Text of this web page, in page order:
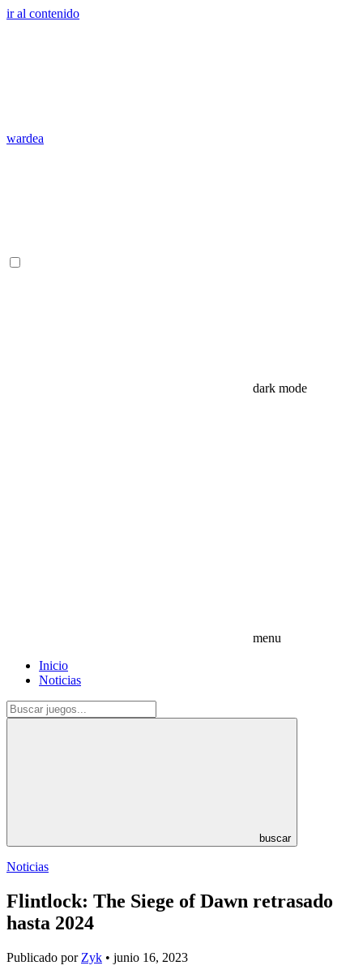
ir al contenido
wardea
dark mode
menu
Inicio
Noticias
buscar
Noticias
Flintlock: The Siege of Dawn retrasado
hasta 2024
Publicado por Zyk • junio 16, 2023